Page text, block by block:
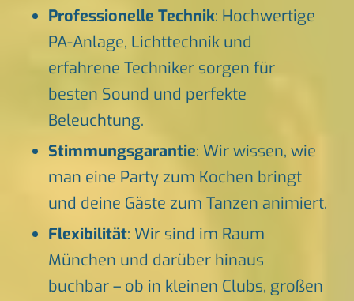
Professionelle Technik: Hochwertige
PA-Anlage, Lichttechnik und
erfahrene Techniker sorgen für
besten Sound und perfekte
Beleuchtung.
Stimmungsgarantie: Wir wissen, wie
man eine Party zum Kochen bringt
und deine Gäste zum Tanzen animiert.
Flexibilität: Wir sind im Raum
München und darüber hinaus
buchbar – ob in kleinen Clubs, großen